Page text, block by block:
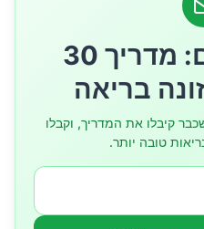
🎁 קבלו חינם: מדריך 30
בריאה
ישראלים שכבר קיבלו את המדריך, וקבלו
טובה יותר.